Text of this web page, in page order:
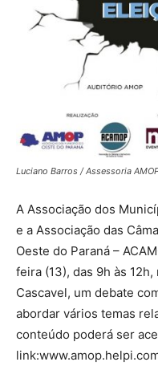
Luciano Barros / Assessoria
A Associação dos
e a Associação das
Oeste do Paraná –
feira (13), das 9h às
Cascavel, um debate
abordar vários temas
conteúdo poderá ser